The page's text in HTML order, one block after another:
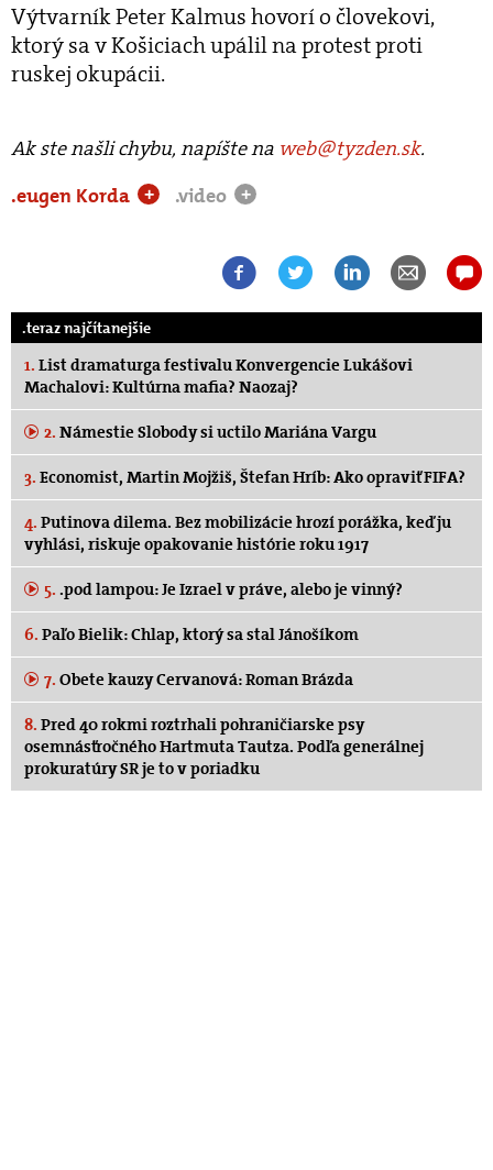
Výtvarník Peter Kalmus hovorí o človekovi,
ktorý sa v Košiciach upálil na protest proti
ruskej okupácii.
Ak ste našli chybu, napíšte na web@tyzden.sk.
.eugen Korda
+ .video +
.teraz najčítanejšie
1. List dramaturga festivalu Konvergencie Lukášovi
Machalovi: Kultúrna mafia? Naozaj?
2. Námestie Slobody si uctilo Mariána Vargu
3. Economist, Martin Mojžiš, Štefan Hríb: Ako opraviť FIFA?
4. Putinova dilema. Bez mobilizácie hrozí porážka, keď ju
vyhlási, riskuje opakovanie histórie roku 1917
5. .pod lampou: Je Izrael v práve, alebo je vinný?
6. Paľo Bielik: Chlap, ktorý sa stal Jánošíkom
7. Obete kauzy Cervanová: Roman Brázda
8. Pred 40 rokmi roztrhali pohraničiarske psy
osemnásťročného Hartmuta Tautza. Podľa generálnej
prokuratúry SR je to v poriadku